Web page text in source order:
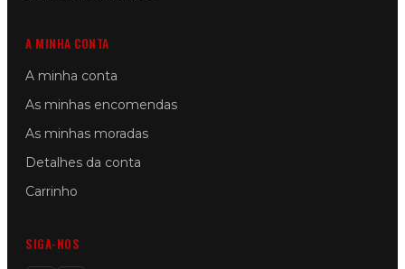
A MINHA CONTA
A minha conta
As minhas encomendas
As minhas moradas
Detalhes da conta
Carrinho
SIGA-NOS